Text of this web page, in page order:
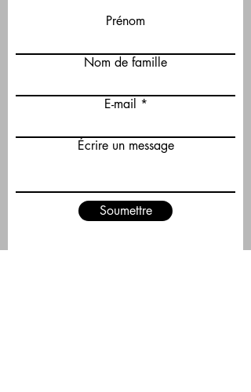
Prénom
Nom de famille
E-mail
Écrire un message
Soumettre